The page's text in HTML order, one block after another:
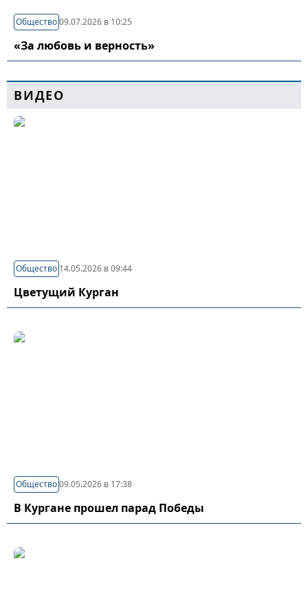
Общество09.07.2026 в 10:25
«За любовь и верность»
ВИДЕО
Общество 14.05.2026 в 09:44
Цветущий Курган
Общество09.05.2026 в 17:38
В Кургане прошел парад Победы